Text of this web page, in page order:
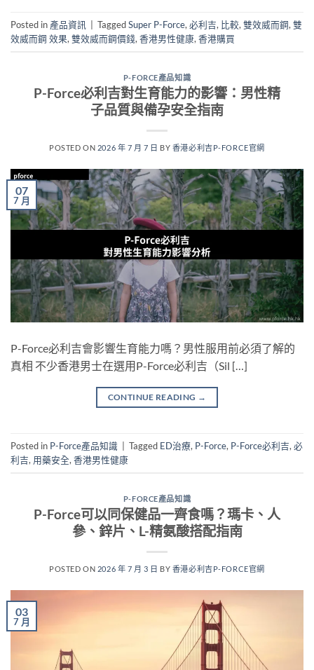
Posted in 產品資訊 TaggedSuper P-Force, 必利吉, 比較, 雙效威而鋼, 雙
效威而鋼 效果, 雙效威而鋼價錢, 香港男性健康, 香港購買
P-FORCE產品知識
P-Force必利吉對生育能力的影響：男性精
子品質與備孕安全指南
POSTED ON 2026 年 7 月 7 日 BY 香港必利吉P-FORCE官網
07
7 月
P-Force必利吉會影響生育能力嗎？男性服用前必須了解的
真相 不少香港男士在選用P-Force必利吉（Sil […]
CONTINUE READING →
Posted in P-Force產品知識 Tagged ED治療, P-Force, P-Force必利吉, 必
利吉, 用藥安全, 香港男性健康
P-FORCE產品知識
P-Force可以同保健品一齊食嗎？瑪卡、人
參、鋅片、L-精氨酸搭配指南
POSTED ON 2026 年 7 月 3 日 BY 香港必利吉P-FORCE官網
03
7 月